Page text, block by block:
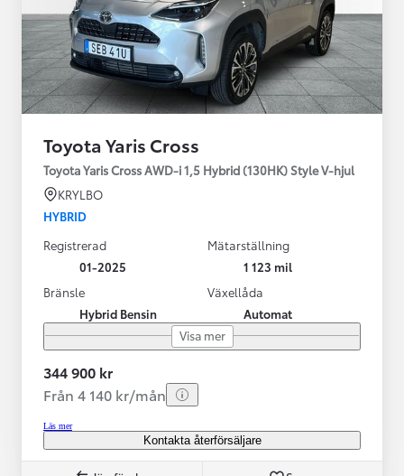
Toyota Yaris Cross
Toyota Yaris Cross AWD-i 1,5 Hybrid (130HK) Style V-hjul
KRYLBO
HYBRID
Registrerad
01-2025
Mätarställning
1 123 mil
Bränsle
Hybrid Bensin
Växellåda
Automat
Visa mer
344 900 kr
Från 4 140 kr/mån
Läs mer
Kontakta återförsäljare